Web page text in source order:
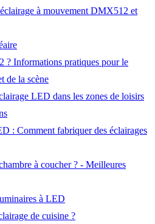
à mouvement DMX512 et
? Informations pratiques pour le
de la scène
LED dans les zones de loisirs
: Comment fabriquer des éclairages
à coucher ? - Meilleures
à LED
de cuisine ?